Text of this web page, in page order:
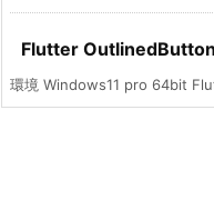
Flutter OutlinedButton
環境 Windows11 pro 64bit